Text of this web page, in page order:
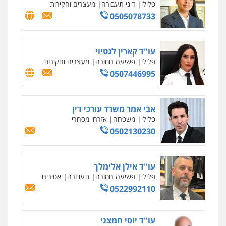
וחקירות
0525199949
עו"ד אסף גונן
פלילי פשע חמור תעבורה צבא מעצרים
וחקירות
0542255161
גל דהן – משרד עורך דין פלילי
פלילי פשיעה חמורה סמים
וחקירות
0544723840
עו"ד ראוף נג'אר
פלילי עורכי דין לענייני אסירים מעצרים
סמים רכוש
0548009246
עו"ד אלון ארז